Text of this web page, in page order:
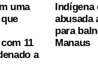
uma
11
a
Indígena
abusada
para
Manaus